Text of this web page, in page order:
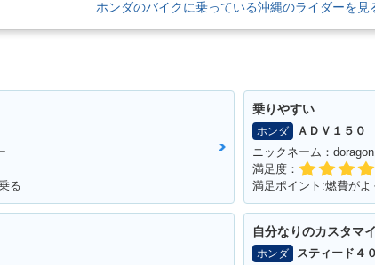
ホンダのバイクに乗っている沖縄のライダーを見
る
乗りやすい
ホンダ
ＡＤＶ１５０
ニックネーム：
満足度：
満足ポイント:燃費が
自分なりのカスタマ
ホンダ
スティード４